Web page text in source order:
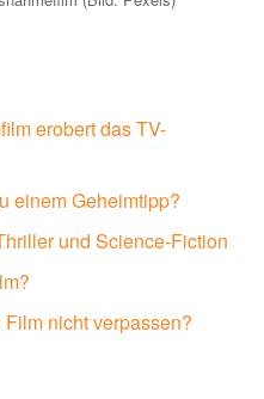
erobert das TV-
einem Geheimtipp?
und Science-Fiction
nicht verpassen?